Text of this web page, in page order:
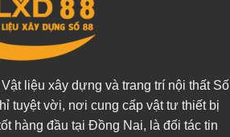
liệu xây dựng và trang trí nội thất Số
tuyệt vời, nơi cung cấp vật tư thiết bị
hàng đầu tại Đồng Nai, là đối tác tin